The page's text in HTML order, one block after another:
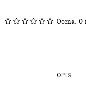
Ocena: 0
OPIS